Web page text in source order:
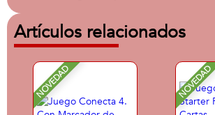
Artículos relacionados
NOVEDAD NOVEDAD